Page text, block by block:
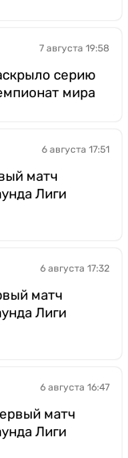
7 августа 19:58
серию
мира
6 августа 17:51
матч
Лиги
6 августа 17:32
матч
Лиги
6 августа 16:47
матч
Лиги